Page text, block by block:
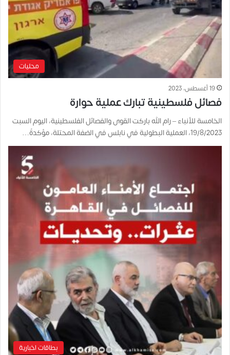
محليات
19 أغسطس، 2023
فصائل فلسطينية تبارك عملية حوارة
الخامسة للأنباء – رام الله باركت القوى والفصائل الفلسطينية، اليوم السبت
19/8/2023، العملية البطولية في نابلس في الضفة المحتلة، مؤكدةً…
بطاقات اخبارية